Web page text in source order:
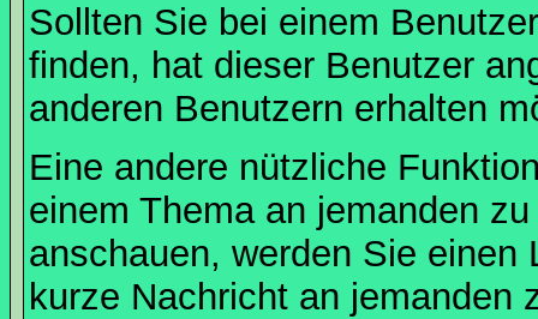
Sollten Sie bei einem
finden, hat dieser Benutzer
anderen Benutzern erhalten
Eine andere nützliche
einem Thema an jemanden
anschauen, werden Sie
kurze Nachricht an jemanden